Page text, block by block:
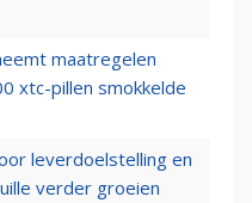
maatregelen
xtc-pillen smokkelde
leverdoelstelling en
verder groeien